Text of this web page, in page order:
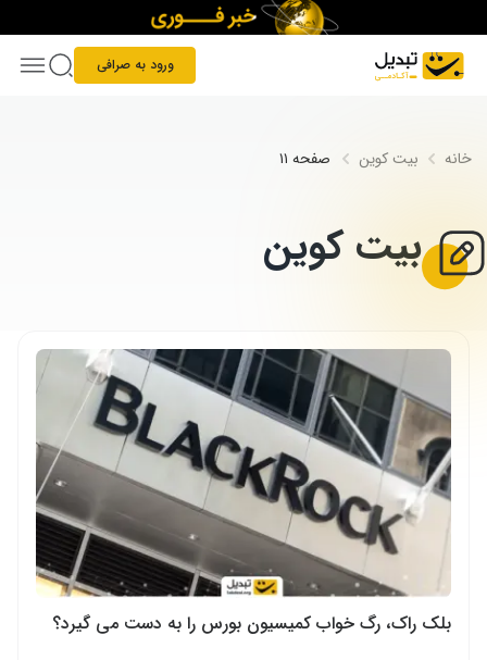
ورود به صرافی
خانه بیت کوین صفحه ۱۱
بیت کوین
بلک راک، رگ خواب کمیسیون بورس را به دست می‌ گیرد؟